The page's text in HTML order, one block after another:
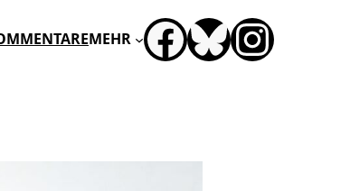
MEHR FACEBOOK
BLUESKYINSTAGRAM